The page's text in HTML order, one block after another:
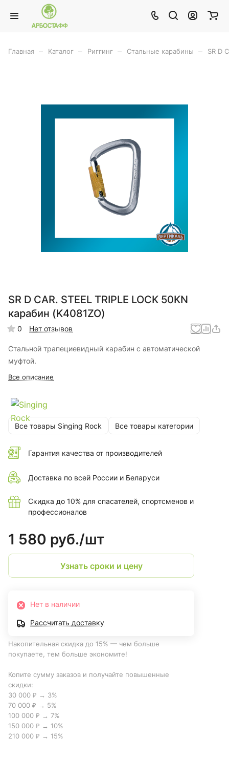
Главная Каталог Риггинг Стальные карабины SR D
SR D CAR. STEEL TRIPLE LOCK 50KN
карабин (K4081ZO)
0 Нет отзывов
Стальной трапециевидный карабин c автоматической
муфтой.
Все описание
Все товары Singing Rock Все товары категории
Гарантия качества от производителей
Доставка по всей России и Беларуси
Скидка до 10% для спасателей, спортсменов и
профессионалов
1 580 руб./шт
Узнать сроки и цену
Нет в наличии
Рассчитать доставку
Накопительная скидка до 15% — чем больше
покупаете, тем больше экономите!
Копите сумму заказов и получайте повышенные
скидки:
30 000 ₽ → 3%
70 000 ₽ → 5%
100 000 ₽ → 7%
150 000 ₽ → 10%
210 000 ₽ → 15%